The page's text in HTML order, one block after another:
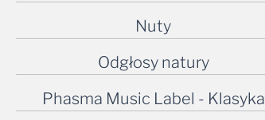
Nuty
Odgłosy natury
Phasma Music Label - Klasyka